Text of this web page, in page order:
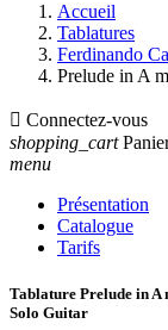
Accueil
Tablatures
Ferdinando
Prelude in A
 Connectez-vous
shopping_cart
menu
Présentation
Catalogue
Tarifs
Tablature Prelude in
Solo Guitar